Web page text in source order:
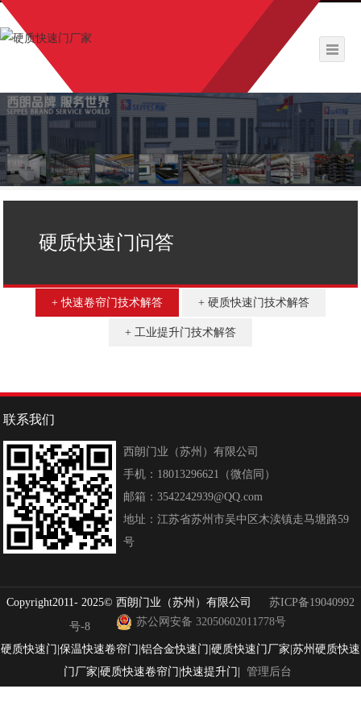
硬质快速门问答
快速卷帘门技术解答 硬质快速门技术解答
工业提升门技术解答
联系我们
西朗门业（苏州）有限公司
手机：18013296621（微信同）
邮箱：3542242939@QQ.com
地址：江苏省苏州市吴中区木渎镇走马塘路59
号
Copyright2011- 2025© 西朗门业（苏州）有限公司
苏ICP备19040992
号-8
苏公网安备 32050602011778号
硬质快速门|保温快速卷帘门|铝合金快速门|硬质快速门厂家|苏州硬质快速
门厂家|硬质快速卷帘门|快速提升门| 管理后台